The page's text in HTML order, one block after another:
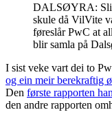
DALSØYRA:
skule då VilVite
føreslår PwC at
blir samla på
I sist veke vart dei to
og ein meir berekraftig
Den første rapporten
den andre rapporten